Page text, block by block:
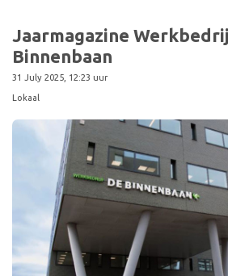
Jaarmagazine
Binnenbaan
31 July 2025, 12:23 uur
Lokaal